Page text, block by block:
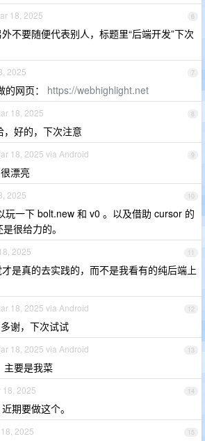
6
18, 2025
不要随便代表别人，标题里“后端开发”下次
7
2025
网页： https://webhighlight.net
8
18, 2025
，好的，下次注意
9
18, 2025 via Android
漂亮
10
2025
玩一下 bolt.new 和 v0 。以及借助 cursor 的
很给力的。
11
2025
是真的去实践的，而不是我看有的纯后端上
12
18, 2025 via Android
谢，下次试试
13
18, 2025 via Android
主要是我菜
14
18, 2025
期要做这个。
15
2025